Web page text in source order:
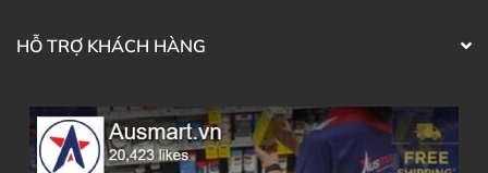
HỖ TRỢ KHÁCH HÀNG